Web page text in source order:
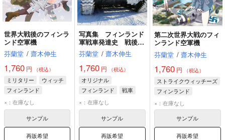
世界大戦後のフィンラ
ンド空軍機
芬蘭堂 / 齋木伸生
1,760 円 （税込）
ミリタリー
ウィッチ
フィンランド
ジェット
×：在庫なし
サンプル
再販希望
写真集 フィンランド
軍戦車発達史 戦後編
Vol.2
芬蘭堂 / 齋木伸生
1,760 円 （税込）
オリジナル
フィンランド
戦車
ロシア
×：在庫なし
サンプル
再販希望
第二次世界大戦のフィ
ンランド空軍機
芬蘭堂 / 齋木伸生
1,760円 （税込）
ストライクウィッチーズ
フィンランド
ユーティライネン
ウィッチ
×：在庫なし
サンプル
再販希望